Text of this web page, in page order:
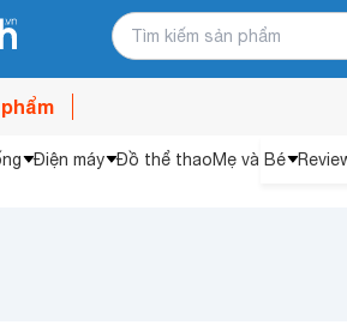
Điện máy Đồ thể thaoMẹ và Bé